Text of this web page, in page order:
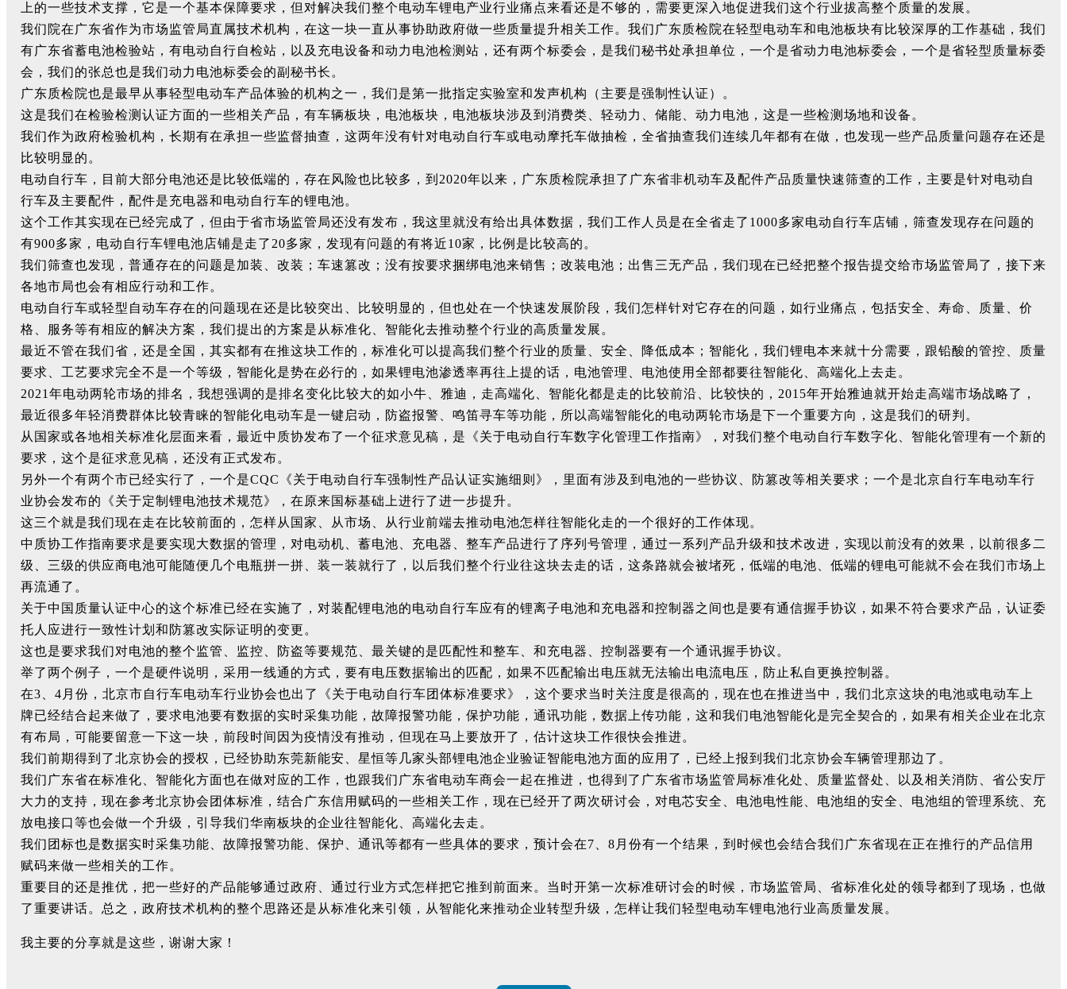
上的一些技术支撑，它是一个基本保障要求，但对解决我们整个电动车锂电产业行业痛点来看还是不够的，需要更深入地促进我们这个行业拔高整个质量的发展。
我们院在广东省作为市场监管局直属技术机构，在这一块一直从事协助政府做一些质量提升相关工作。我们广东质检院在轻型电动车和电池板块有比较深厚的工作基础，我们
有广东省蓄电池检验站，有电动自行自检站，以及充电设备和动力电池检测站，还有两个标委会，是我们秘书处承担单位，一个是省动力电池标委会，一个是省轻型质量标委
会，我们的张总也是我们动力电池标委会的副秘书长。
广东质检院也是最早从事轻型电动车产品体验的机构之一，我们是第一批指定实验室和发声机构（主要是强制性认证）。
这是我们在检验检测认证方面的一些相关产品，有车辆板块，电池板块，电池板块涉及到消费类、轻动力、储能、动力电池，这是一些检测场地和设备。
我们作为政府检验机构，长期有在承担一些监督抽查，这两年没有针对电动自行车或电动摩托车做抽检，全省抽查我们连续几年都有在做，也发现一些产品质量问题存在还是
比较明显的。
电动自行车，目前大部分电池还是比较低端的，存在风险也比较多，到2020年以来，广东质检院承担了广东省非机动车及配件产品质量快速筛查的工作，主要是针对电动自
行车及主要配件，配件是充电器和电动自行车的锂电池。
这个工作其实现在已经完成了，但由于省市场监管局还没有发布，我这里就没有给出具体数据，我们工作人员是在全省走了1000多家电动自行车店铺，筛查发现存在问题的
有900多家，电动自行车锂电池店铺是走了20多家，发现有问题的有将近10家，比例是比较高的。
我们筛查也发现，普通存在的问题是加装、改装；车速篡改；没有按要求捆绑电池来销售；改装电池；出售三无产品，我们现在已经把整个报告提交给市场监管局了，接下来
各地市局也会有相应行动和工作。
电动自行车或轻型自动车存在的问题现在还是比较突出、比较明显的，但也处在一个快速发展阶段，我们怎样针对它存在的问题，如行业痛点，包括安全、寿命、质量、价
格、服务等有相应的解决方案，我们提出的方案是从标准化、智能化去推动整个行业的高质量发展。
最近不管在我们省，还是全国，其实都有在推这块工作的，标准化可以提高我们整个行业的质量、安全、降低成本；智能化，我们锂电本来就十分需要，跟铅酸的管控、质量
要求、工艺要求完全不是一个等级，智能化是势在必行的，如果锂电池渗透率再往上提的话，电池管理、电池使用全部都要往智能化、高端化上去走。
2021年电动两轮市场的排名，我想强调的是排名变化比较大的如小牛、雅迪，走高端化、智能化都是走的比较前沿、比较快的，2015年开始雅迪就开始走高端市场战略了，
最近很多年轻消费群体比较青睐的智能化电动车是一键启动，防盗报警、鸣笛寻车等功能，所以高端智能化的电动两轮市场是下一个重要方向，这是我们的研判。
从国家或各地相关标准化层面来看，最近中质协发布了一个征求意见稿，是《关于电动自行车数字化管理工作指南》，对我们整个电动自行车数字化、智能化管理有一个新的
要求，这个是征求意见稿，还没有正式发布。
另外一个有两个市已经实行了，一个是CQC《关于电动自行车强制性产品认证实施细则》，里面有涉及到电池的一些协议、防篡改等相关要求；一个是北京自行车电动车行
业协会发布的《关于定制锂电池技术规范》，在原来国标基础上进行了进一步提升。
这三个就是我们现在走在比较前面的，怎样从国家、从市场、从行业前端去推动电池怎样往智能化走的一个很好的工作体现。
中质协工作指南要求是要实现大数据的管理，对电动机、蓄电池、充电器、整车产品进行了序列号管理，通过一系列产品升级和技术改进，实现以前没有的效果，以前很多二
级、三级的供应商电池可能随便几个电瓶拼一拼、装一装就行了，以后我们整个行业往这块去走的话，这条路就会被堵死，低端的电池、低端的锂电可能就不会在我们市场上
再流通了。
关于中国质量认证中心的这个标准已经在实施了，对装配锂电池的电动自行车应有的锂离子电池和充电器和控制器之间也是要有通信握手协议，如果不符合要求产品，认证委
托人应进行一致性计划和防篡改实际证明的变更。
这也是要求我们对电池的整个监管、监控、防盗等要规范、最关键的是匹配性和整车、和充电器、控制器要有一个通讯握手协议。
举了两个例子，一个是硬件说明，采用一线通的方式，要有电压数据输出的匹配，如果不匹配输出电压就无法输出电流电压，防止私自更换控制器。
在3、4月份，北京市自行车电动车行业协会也出了《关于电动自行车团体标准要求》，这个要求当时关注度是很高的，现在也在推进当中，我们北京这块的电池或电动车上
牌已经结合起来做了，要求电池要有数据的实时采集功能，故障报警功能，保护功能，通讯功能，数据上传功能，这和我们电池智能化是完全契合的，如果有相关企业在北京
有布局，可能要留意一下这一块，前段时间因为疫情没有推动，但现在马上要放开了，估计这块工作很快会推进。
我们前期得到了北京协会的授权，已经协助东莞新能安、星恒等几家头部锂电池企业验证智能电池方面的应用了，已经上报到我们北京协会车辆管理那边了。
我们广东省在标准化、智能化方面也在做对应的工作，也跟我们广东省电动车商会一起在推进，也得到了广东省市场监管局标准化处、质量监督处、以及相关消防、省公安厅
大力的支持，现在参考北京协会团体标准，结合广东信用赋码的一些相关工作，现在已经开了两次研讨会，对电芯安全、电池电性能、电池组的安全、电池组的管理系统、充
放电接口等也会做一个升级，引导我们华南板块的企业往智能化、高端化去走。
我们团标也是数据实时采集功能、故障报警功能、保护、通讯等都有一些具体的要求，预计会在7、8月份有一个结果，到时候也会结合我们广东省现在正在推行的产品信用
赋码来做一些相关的工作。
重要目的还是推优，把一些好的产品能够通过政府、通过行业方式怎样把它推到前面来。当时开第一次标准研讨会的时候，市场监管局、省标准化处的领导都到了现场，也做
了重要讲话。总之，政府技术机构的整个思路还是从标准化来引领，从智能化来推动企业转型升级，怎样让我们轻型电动车锂电池行业高质量发展。
我主要的分享就是这些，谢谢大家！